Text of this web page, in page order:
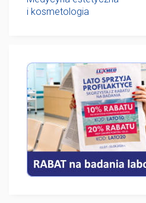
i kosmetologia